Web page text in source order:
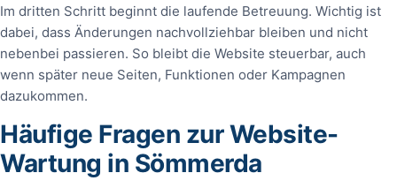
Im dritten Schritt beginnt die laufende Betreuung. Wichtig ist
dabei, dass Änderungen nachvollziehbar bleiben und nicht
nebenbei passieren. So bleibt die Website steuerbar, auch
wenn später neue Seiten, Funktionen oder Kampagnen
dazukommen.
Häufige Fragen zur Website-
Wartung in Sömmerda